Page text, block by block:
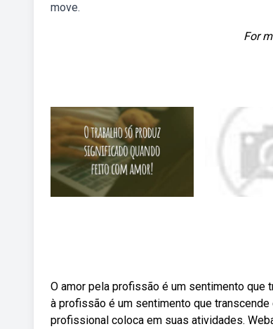
move.
For
O amor pela profissão é um sentimento que
à profissão é um sentimento que
profissional coloca em suas atividades.